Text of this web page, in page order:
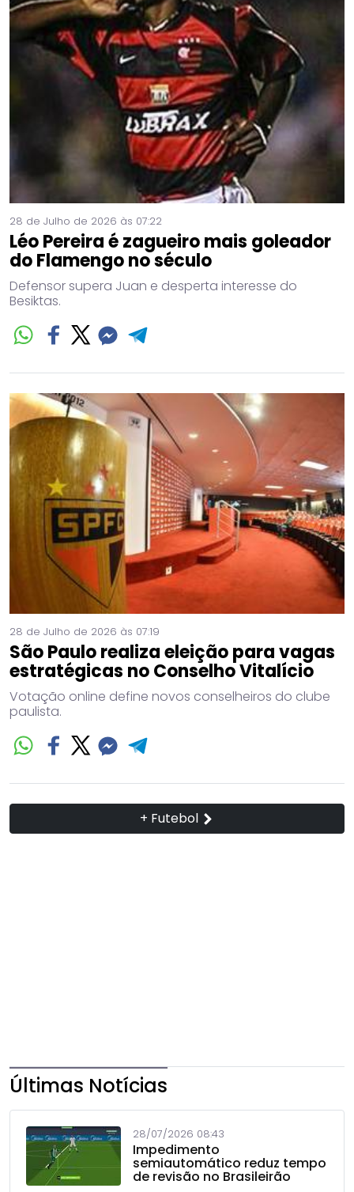
28 de Julho de 2026 às 07:22
Léo Pereira é zagueiro mais goleador
do Flamengo no século
Defensor supera Juan e desperta interesse do
Besiktas.
28 de Julho de 2026 às 07:19
São Paulo realiza eleição para vagas
estratégicas no Conselho Vitalício
Votação online define novos conselheiros do clube
paulista.
+ Futebol
Últimas Notícias
28/07/2026 08:43
Impedimento
semiautomático reduz tempo
de revisão no Brasileirão